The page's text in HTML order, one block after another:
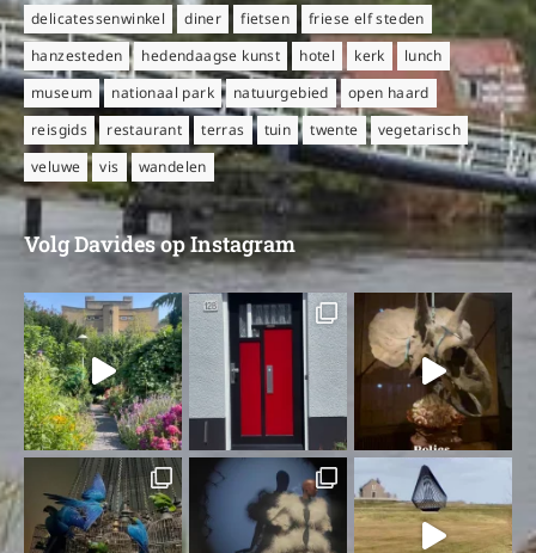
delicatessenwinkel
diner fietsen
friese elf steden
hanzesteden
hedendaagse kunst hotel kerk
lunch
museum
nationaal park natuurgebied
open haard
reisgids
restaurant terras tuin twente
vegetarisch
veluwe
vis wandelen
Volg Davides op Instagram